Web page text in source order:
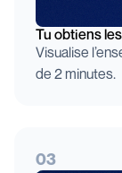
Tu obtiens
Visualise
de 2 minutes.
03